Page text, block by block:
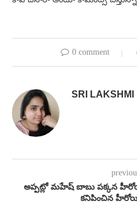
0 comment
SRI LAKSHMI
అప్పట్లో మహేష్ బాబు పక్కన
కనిపించిన